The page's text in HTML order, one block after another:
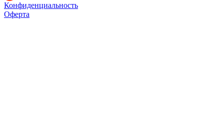
Конфиденциальность
Оферта